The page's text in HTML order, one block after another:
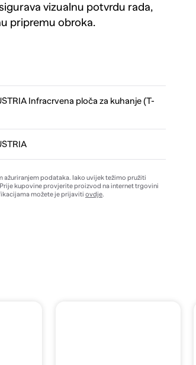
vizualnu potvrdu rada,
pripremu obroka.
Infracrvena ploča za kuhanje (T-
ažuriranjem podataka. Iako uvijek težimo pružiti
kupovine provjerite proizvod na internet trgovini
možete je prijaviti ovdje.